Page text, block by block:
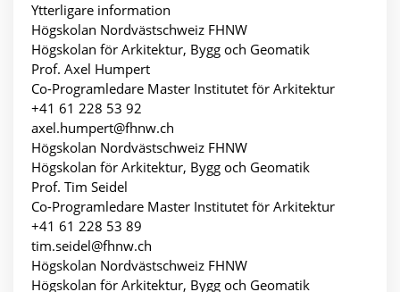
Ytterligare information
Högskolan Nordvästschweiz FHNW
Högskolan för Arkitektur, Bygg och Geomatik
Prof. Axel Humpert
Co-Programledare Master Institutet för Arkitektur
+41 61 228 53 92
axel.humpert@fhnw.ch
Högskolan Nordvästschweiz FHNW
Högskolan för Arkitektur, Bygg och Geomatik
Prof. Tim Seidel
Co-Programledare Master Institutet för Arkitektur
+41 61 228 53 89
tim.seidel@fhnw.ch
Högskolan Nordvästschweiz FHNW
Högskolan för Arkitektur, Bygg och Geomatik